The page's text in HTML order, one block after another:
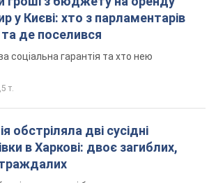
у Києві: хто з парламентарів
де поселився
соціальна гарантія та хто нею
т.
обстріляла дві сусідні
в Харкові: двоє загиблих,